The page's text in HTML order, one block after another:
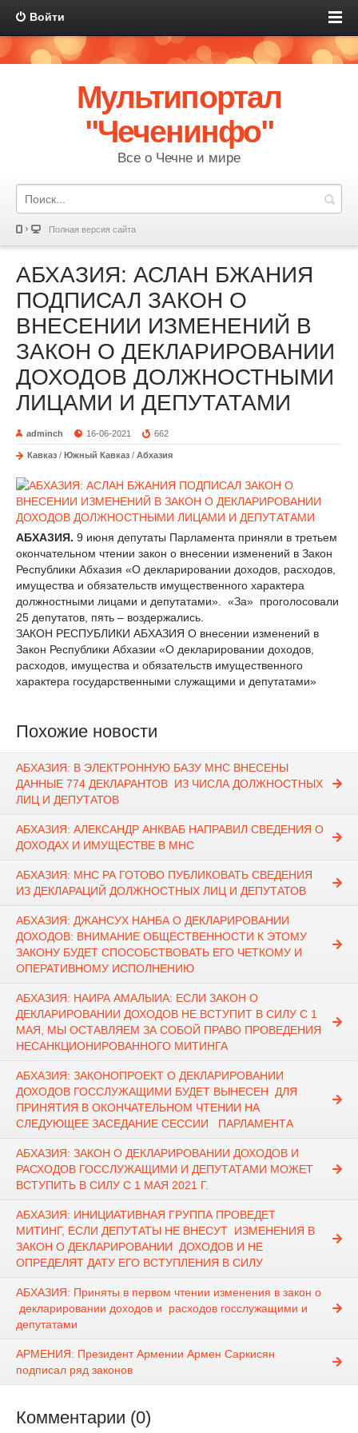
Войти
Мультипортал
"Чеченинфо"
Все о Чечне и мире
Полная версия сайта
АБХАЗИЯ: АСЛАН БЖАНИЯ
ПОДПИСАЛ ЗАКОН О
ВНЕСЕНИИ ИЗМЕНЕНИЙ В
ЗАКОН О ДЕКЛАРИРОВАНИИ
ДОХОДОВ ДОЛЖНОСТНЫМИ
ЛИЦАМИ И ДЕПУТАТАМИ
adminch 16-06-2021 662
Кавказ / Южный Кавказ / Абхазия
АБХАЗИЯ. 9 июня депутаты Парламента приняли в третьем
окончательном чтении закон о внесении изменений в Закон
Республики Абхазия «О декларировании доходов, расходов,
имущества и обязательств имущественного характера
должностными лицами и депутатами». «За» проголосовали
25 депутатов, пять – воздержались.
ЗАКОН РЕСПУБЛИКИ АБХАЗИЯ О внесении изменений в
Закон Республики Абхазии «О декларировании доходов,
расходов, имущества и обязательств имущественного
характера государственными служащими и депутатами»
Похожие новости
АБХАЗИЯ: В ЭЛЕКТРОННУЮ БАЗУ МНС ВНЕСЕНЫ
ДАННЫЕ 774 ДЕКЛАРАНТОВ ИЗ ЧИСЛА ДОЛЖНОСТНЫХ
ЛИЦ И ДЕПУТАТОВ
АБХАЗИЯ: АЛЕКСАНДР АНКВАБ НАПРАВИЛ СВЕДЕНИЯ О
ДОХОДАХ И ИМУЩЕСТВЕ В МНС
АБХАЗИЯ: МНС РА ГОТОВО ПУБЛИКОВАТЬ СВЕДЕНИЯ
ИЗ ДЕКЛАРАЦИЙ ДОЛЖНОСТНЫХ ЛИЦ И ДЕПУТАТОВ
АБХАЗИЯ: ДЖАНСУХ НАНБА О ДЕКЛАРИРОВАНИИ
ДОХОДОВ: ВНИМАНИЕ ОБЩЕСТВЕННОСТИ К ЭТОМУ
ЗАКОНУ БУДЕТ СПОСОБСТВОВАТЬ ЕГО ЧЕТКОМУ И
ОПЕРАТИВНОМУ ИСПОЛНЕНИЮ
АБХАЗИЯ: НАИРА АМАЛЫИА: ЕСЛИ ЗАКОН О
ДЕКЛАРИРОВАНИИ ДОХОДОВ НЕ ВСТУПИТ В СИЛУ С 1
МАЯ, МЫ ОСТАВЛЯЕМ ЗА СОБОЙ ПРАВО ПРОВЕДЕНИЯ
НЕСАНКЦИОНИРОВАННОГО МИТИНГА
АБХАЗИЯ: ЗАКОНОПРОЕКТ О ДЕКЛАРИРОВАНИИ
ДОХОДОВ ГОССЛУЖАЩИМИ БУДЕТ ВЫНЕСЕН ДЛЯ
ПРИНЯТИЯ В ОКОНЧАТЕЛЬНОМ ЧТЕНИИ НА
СЛЕДУЮЩЕЕ ЗАСЕДАНИЕ СЕССИИ ПАРЛАМЕНТА
АБХАЗИЯ: ЗАКОН О ДЕКЛАРИРОВАНИИ ДОХОДОВ И
РАСХОДОВ ГОССЛУЖАЩИМИ И ДЕПУТАТАМИ МОЖЕТ
ВСТУПИТЬ В СИЛУ С 1 МАЯ 2021 Г.
АБХАЗИЯ: ИНИЦИАТИВНАЯ ГРУППА ПРОВЕДЕТ
МИТИНГ, ЕСЛИ ДЕПУТАТЫ НЕ ВНЕСУТ ИЗМЕНЕНИЯ В
ЗАКОН О ДЕКЛАРИРОВАНИИ ДОХОДОВ И НЕ
ОПРЕДЕЛЯТ ДАТУ ЕГО ВСТУПЛЕНИЯ В СИЛУ
АБХАЗИЯ: Приняты в первом чтении изменения в закон о
декларировании доходов и расходов госслужащими и
депутатами
АРМЕНИЯ: Президент Армении Армен Саркисян
подписал ряд законов
Комментарии (0)